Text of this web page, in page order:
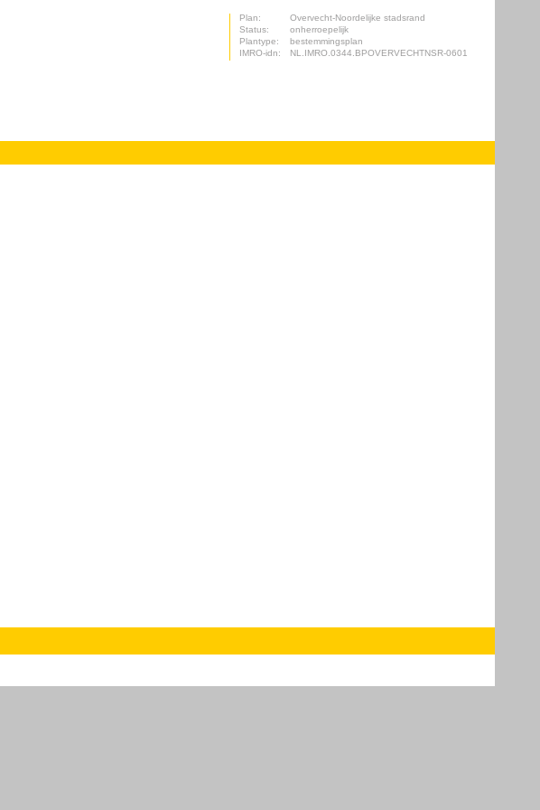
Plan:
Overvecht-Noordelijke stadsrand
Status:
onherroepelijk
Plantype:
bestemmingsplan
IMRO-idn:
NL.IMRO.0344.BPOVERVECHTNSR-0601